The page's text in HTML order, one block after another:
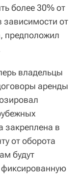
более 30% от
от
предположил
владельцы
аренды
закреплена в
от оборота
будут
фиксированную